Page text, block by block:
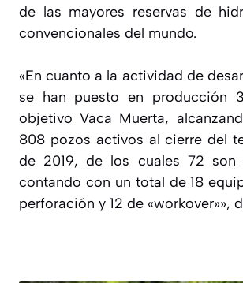
de las mayores reservas de
convencionales del mundo.
«En cuanto a la actividad de
se han puesto en producción
objetivo Vaca Muerta,
808 pozos activos al cierre del
de 2019, de los cuales 72 son
contando con un total de 18
perforación y 12 de «workover»»,